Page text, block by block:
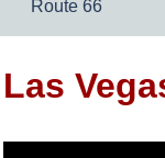
Route 66
Las